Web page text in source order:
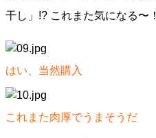
干し」!? これまた気になる〜！
はい、当然購入
これまた肉厚でうまそうだ